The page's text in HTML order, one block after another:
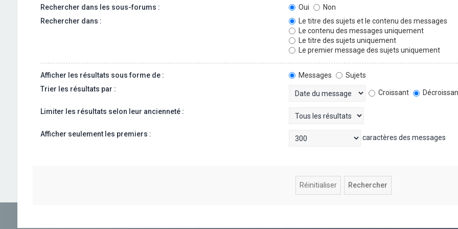
Rechercher dans les sous-forums : Oui
Non
Rechercher dans :
Le titre des sujets et le contenu des messages
Le contenu des messages uniquement
Le titre des sujets uniquement
Le premier message des sujets uniquement
Afficher les résultats sous forme de : Messages
Sujets
Trier les résultats par :
Croissant
Limiter les résultats selon leur ancienneté :
Afficher seulement les premiers : caractères des messages